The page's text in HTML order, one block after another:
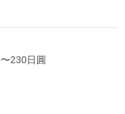
230日圓